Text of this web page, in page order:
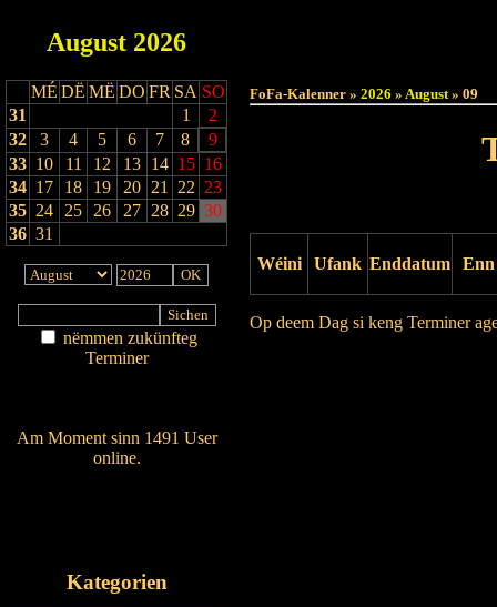
August 2026
MÉ DË MË DO FR SA SO
31
1
2
32
3 4 5 6 7 8
9
33 10 11 12 13 14 15 16
34 17 18 19 20 21 22 23
35 24 25 26 27 28 29 30
36 31
nëmmen zukünfteg
Terminer
Am Moment sinn 1491 User
online.
Kategorien
FoFa-Kalenner » 2026 » August» 09
Wéini Ufank Enddatum Enn
Op deem Dag si keng Terminer